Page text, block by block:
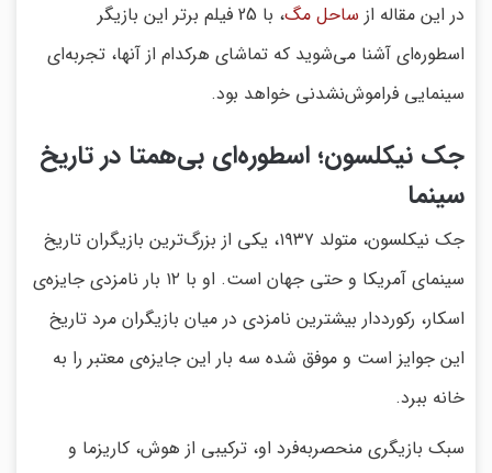
در این مقاله از ساحل مگ
، با 25 فیلم برتر این بازیگر
اسطوره‌ای آشنا می‌شوید که تماشای هرکدام از آنها، تجربه‌ای
سینمایی فراموش‌نشدنی خواهد بود.
جک نیکلسون؛ اسطوره‌ای بی‌همتا در تاریخ
سینما
جک نیکلسون، متولد ۱۹۳۷، یکی از بزرگ‌ترین بازیگران تاریخ
سینمای آمریکا و حتی جهان است. او با ۱۲ بار نامزدی جایزه‌ی
اسکار، رکورددار بیشترین نامزدی در میان بازیگران مرد تاریخ
این جوایز است و موفق شده سه بار این جایزه‌ی معتبر را به
خانه ببرد.
سبک بازیگری منحصربه‌فرد او، ترکیبی از هوش، کاریزما و